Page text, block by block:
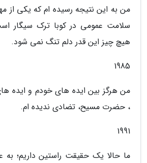
من به این نتیجه رسیده ام که یکی از
سلامت عمومی در کوبا ترک سیگار
هیچ چیز این قدر دلم تنگ نمی شود.
1985
من هرگز بین ایده های خودم و ایده
، حضرت مسیح، تضادی ندیده ام.
1991
ما حالا یک حقیقت راستین داریم؛ به